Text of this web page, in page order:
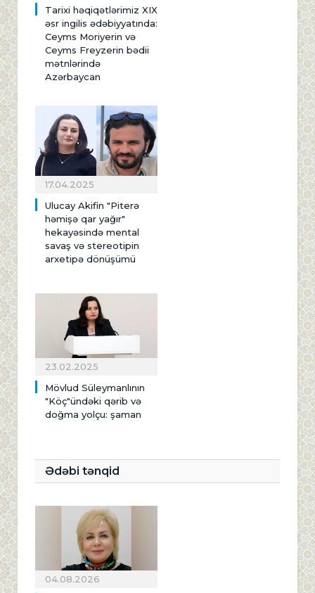
Tarixi həqiqətlərimiz XIX
əsr ingilis ədəbiyyatında:
Ceyms Moriyerin və
Ceyms Freyzerin bədii
mətnlərində
Azərbaycan
17.04.2025
Ulucay Akifin "Piterə
həmişə qar yağır"
hekayəsində mental
savaş və stereotipin
arxetipə dönüşümü
23.02.2025
Mövlud Süleymanlının
"Köç"ündəki qərib və
doğma yolçu: şaman
Ədəbi tənqid
04.08.2026